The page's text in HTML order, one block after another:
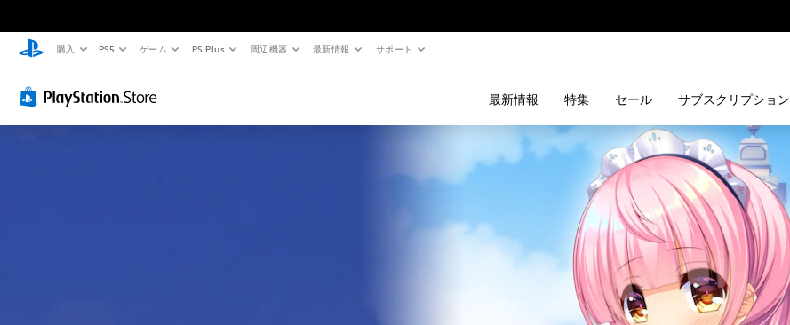
購入 PS5 ゲーム PS Plus 周辺機器 最新情報 サポート
最新情報 特集 セール サブスクリプション